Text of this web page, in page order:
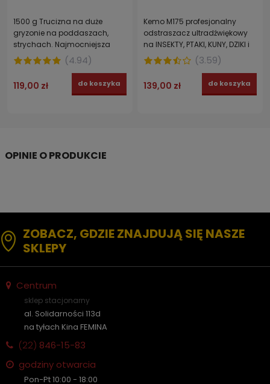
1500 g Trucizna na duże
gryzonie na poddaszach,
strychach. Najmocniejsza
pasta DIFENAKUM
(4.94)
119,00 zł do koszyka
Kemo M175 profesjonalny
odstraszacz ultradźwiękowy
na INSEKTY, PTAKI, KUNY, DZIKI i
GRYZONIE
(3.59)
139,00 zł do koszyka
ZOBACZ, GDZIE ZNAJDUJĄ SIĘ NASZE
SKLEPY
Centrum
sklep stacjonarny
al. Solidarności 113d
na tyłach Kina FEMINA
(22) 846-15-83
godziny otwarcia
Pon-Pt 10:00 - 18:00